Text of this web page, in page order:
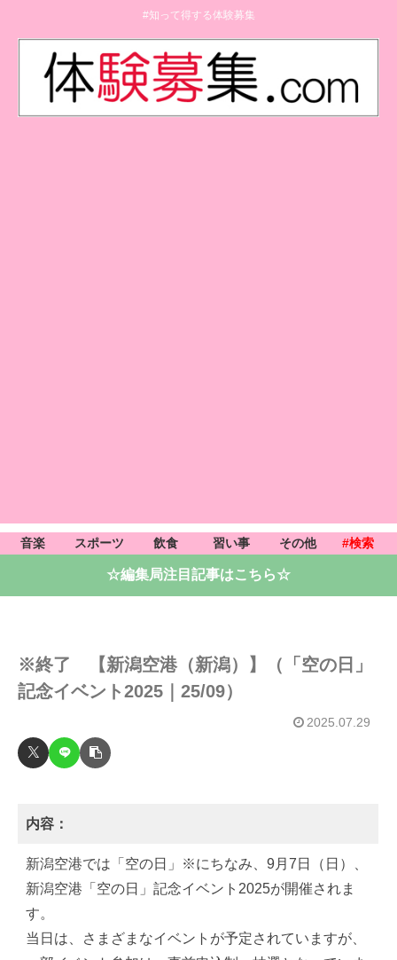
#知って得する体験募集
音楽 スポーツ 飲食 習い事 その他 #検索
☆編集局注目記事はこちら☆
※終了 【新潟空港（新潟）】（「空の日」
記念イベント2025｜25/09）
2025.07.29
内容：
新潟空港では「空の日」※にちなみ、9月7日（日）、
新潟空港「空の日」記念イベント2025が開催されま
す。
当日は、さまざまなイベントが予定されていますが、